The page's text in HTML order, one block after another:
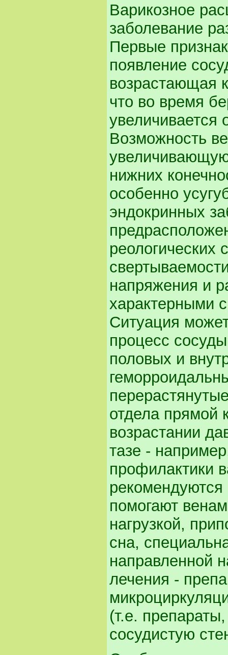
Варикозное
заболевание
Первые
появление
возрастающая
что во время
Возможность
нижних
особенно
эндокринных
реологических
напряжения и
характерными
Ситуация
процесс
половых и
отдела прямой
возрастании
тазе -
профилактики
помогают
нагрузкой,
сна,
направленной
лечения -
(т.е.
сосудистую